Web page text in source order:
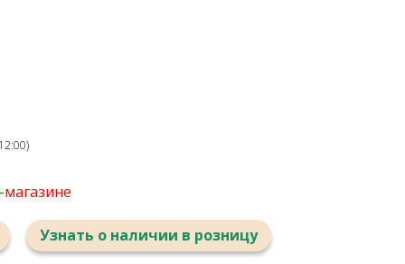
Узнать о наличии в розницу